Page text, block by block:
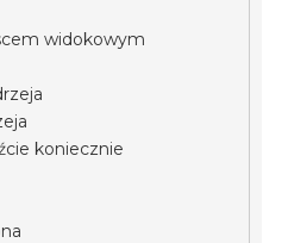
widokowym
koniecznie